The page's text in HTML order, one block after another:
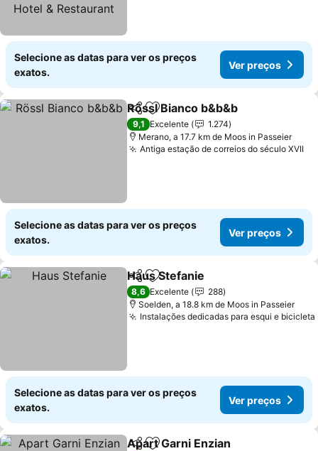
Selecione as datas para ver os preços
exatos.
Ver preços
PartilharAdicionar aos favoritos
Rössl Bianco b&b&b
9,1 Excelente
1.274
Merano, a 17.7 km de Moos in Passeier
Antiga estação de correios do século XVII
Selecione as datas para ver os preços
exatos.
Ver preços
PartilharAdicionar aos favoritos
Haus Stefanie
8,6 Excelente
288
Soelden, a 18.8 km de Moos in Passeier
Instalações dedicadas para esqui e bicicleta
Selecione as datas para ver os preços
exatos.
Ver preços
Apart Garni Enzian